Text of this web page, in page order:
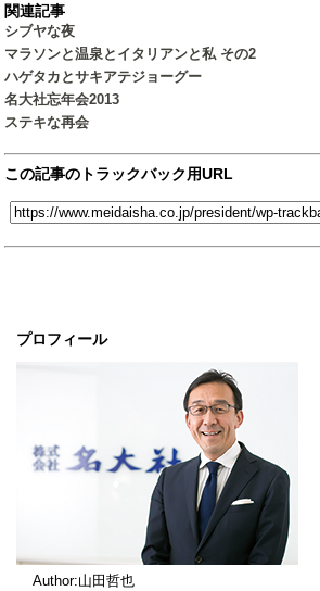
プロフィール
Author:山田哲也
関連記事
シブヤな夜
マラソンと温泉とイタリアンと私 その2
ハゲタカとサキアテジョーグー
名大社忘年会2013
ステキな再会
この記事のトラックバック用URL